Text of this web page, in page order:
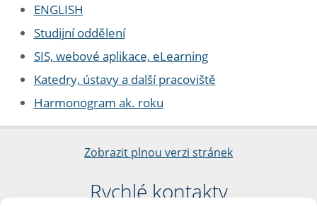
ENGLISH
Studijní oddělení
SIS, webové aplikace, eLearning
Katedry, ústavy a další pracoviště
Harmonogram ak. roku
Zobrazit plnou verzi stránek
Rychlé kontakty